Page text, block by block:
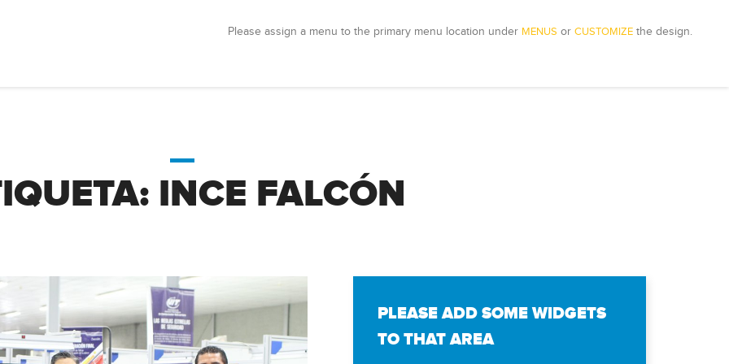
Please assign a menu to the primary menu location under MENUS or CUSTOMIZE the design.
INCE FALCÓN
PLEASE ADD SOME WIDGETS
TO THAT AREA